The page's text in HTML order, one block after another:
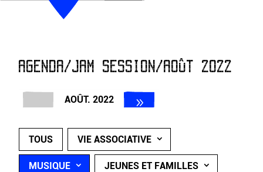
AGENDA/JAM SESSION/AOÛT 2022
AOÛT. 2022
TOUS VIE ASSOCIATIVE
MUSIQUE JEUNES ET FAMILLES